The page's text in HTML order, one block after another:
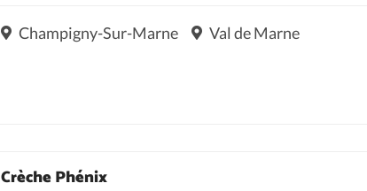
Champigny-Sur-Marne Val de Marne
Crèche Phénix